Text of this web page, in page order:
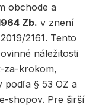
obchode a
Zb. v znení
2161. Tento
náležitosti
za-krokom,
podľa § 53 OZ a
shopov. Pre širší